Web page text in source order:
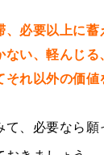
、必要以上に
ない、軽んじ
それ以外の価値
て、必要なら